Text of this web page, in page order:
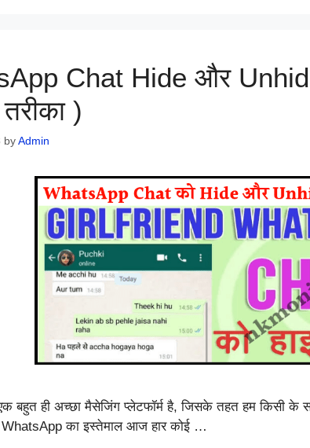
Chat Hide और
)
byAdmin
बहुत ही अच्छा मैसेजिंग प्लेटफॉर्म है, जिसके तहत हम किसी के
का इस्तेमाल आज हार कोई …